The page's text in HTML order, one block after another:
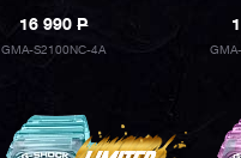
16 990P
GMA-S2100NC-4A